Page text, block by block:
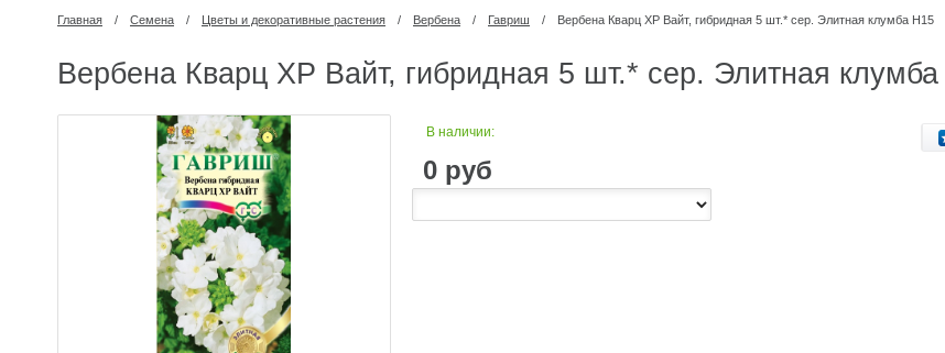
Главная / Семена / Цветы и декоративные растения / Вербена / Гавриш / Вербена Кварц XP Вайт, гибридная 5 шт.* сер. Элитная клумба Н15
Вербена Кварц XP Вайт, гибридная 5 шт.* сер. Элитная
В наличии:
0 руб